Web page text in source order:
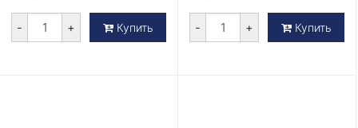
- + Купить - + Купить